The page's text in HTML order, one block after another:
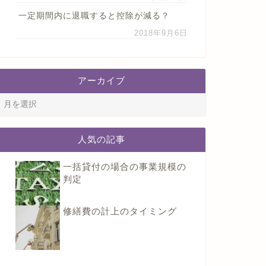
一定期間内に退職すると控除が減る？
2018年9月6日
アーカイブ
人気の記事
一括貸付の場合の事業規模の
判定
修繕費の計上のタイミング